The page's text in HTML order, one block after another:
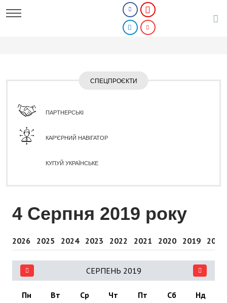
СПЕЦПРОЄКТИ
ПАРТНЕРСЬКІ
КАР'ЄРНИЙ НАВІГАТОР
КУПУЙ УКРАЇНСЬКЕ
4 Серпня 2019 року
2026 2025 2024 2023 2022 2021 2020 2019 2018
СЕРПЕНЬ 2019
Пн Вт Ср Чт Пт Сб
Нд